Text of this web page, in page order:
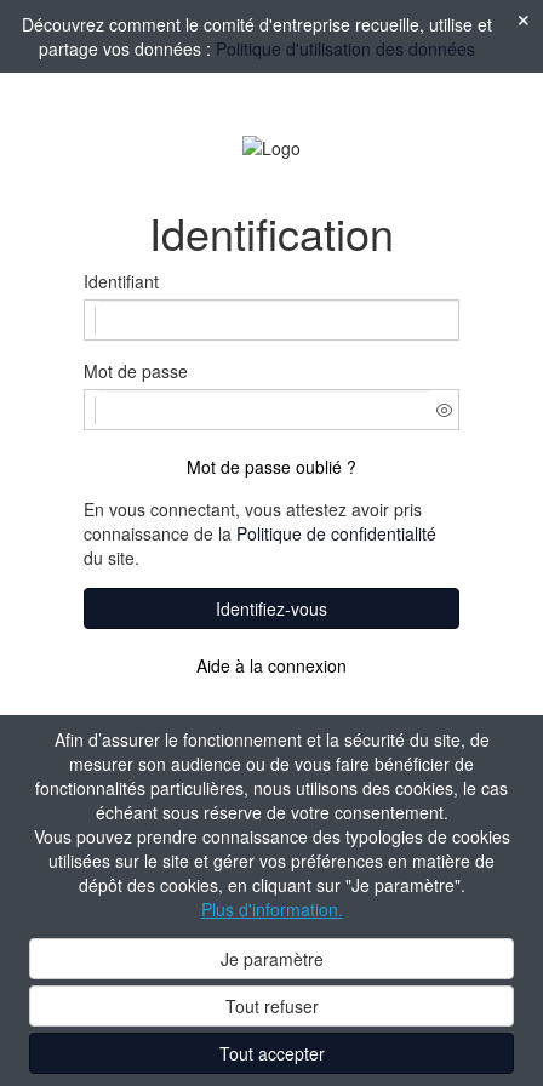
Afin d’assurer le fonctionnement et la sécurité du site, de
mesurer son audience ou de vous faire bénéficier de
fonctionnalités particulières, nous utilisons des cookies, le cas
échéant sous réserve de votre consentement.
Vous pouvez prendre connaissance des typologies de cookies
utilisées sur le site et gérer vos préférences en matière de
dépôt des cookies, en cliquant sur "Je paramètre".
Plus d'information.
Je paramètre
Tout refuser
Tout accepter
Découvrez comment le comité d'entreprise recueille, utilise et
partage vos données : Politique d'utilisation des données
Identification
Identifiant
Mot de passe
Mot de passe oublié ?
En vous connectant, vous attestez avoir pris
connaissance de la Politique de confidentialité
du site.
Identifiez-vous
Aide à la connexion